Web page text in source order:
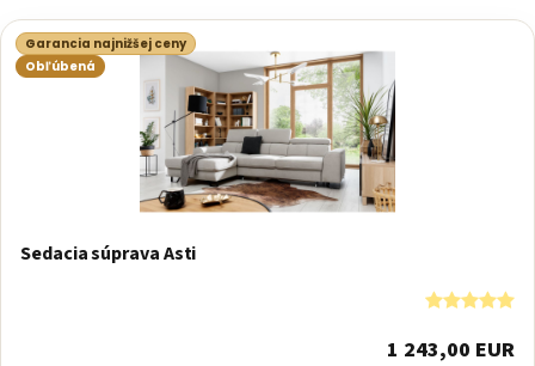
Sedacia súprava Asti
1 243,00 EUR
Garancia najnižšej ceny
Obľúbená